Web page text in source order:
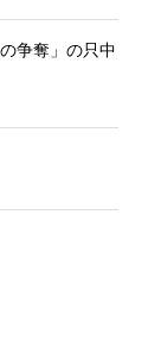
争奪」の只中